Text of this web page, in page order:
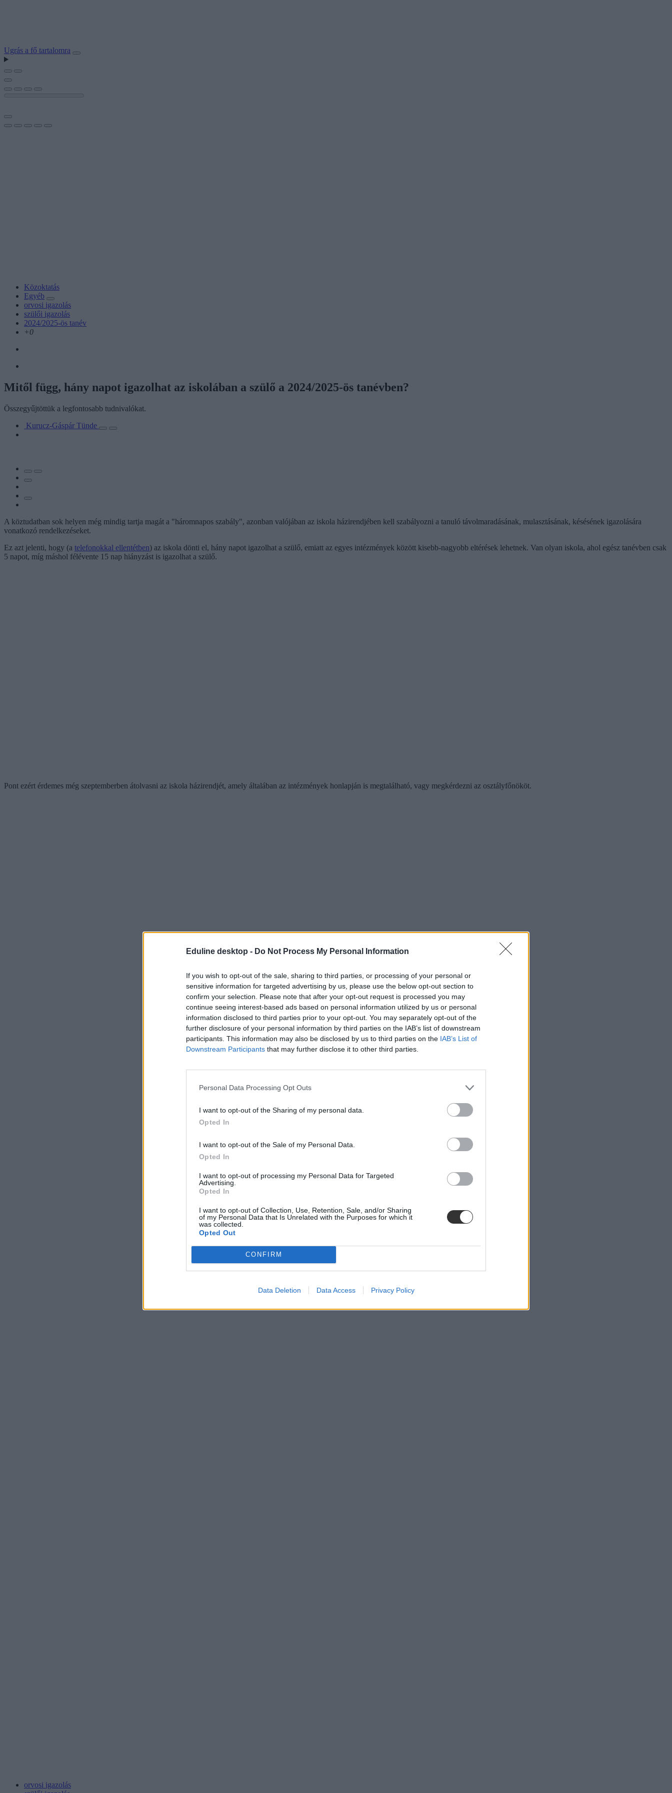
Eduline desktop - Do Not Process My Personal Information
If you wish to opt-out of the sale, sharing to third parties, or processing of your personal or
sensitive information for targeted advertising by us, please use the below opt-out section to
confirm your selection. Please note that after your opt-out request is processed you may
continue seeing interest-based ads based on personal information utilized by us or personal
information disclosed to third parties prior to your opt-out. You may separately opt-out of the
further disclosure of your personal information by third parties on the IAB’s list of downstream
participants. This information may also be disclosed by us to third parties on the IAB’s List of
Downstream Participants that may further disclose it to other third parties.
Personal Data Processing Opt Outs
I want to opt-out of the Sharing of my personal data.
Opted In
I want to opt-out of the Sale of my Personal Data.
Opted In
I want to opt-out of processing my Personal Data for Targeted
Advertising.
Opted In
I want to opt-out of Collection, Use, Retention, Sale, and/or Sharing
of my Personal Data that Is Unrelated with the Purposes for which it
was collected.
Opted Out
CONFIRM
Data Deletion Data Access Privacy Policy
Ugrás a fő tartalomra
Közoktatás
Egyéb
orvosi igazolás
szülői igazolás
2024/2025-ös tanév
+0
Mitől függ, hány napot igazolhat az iskolában a szülő a 2024/2025-ös tanévben?
Összegyűjtöttük a legfontosabb tudnivalókat.
Kurucz-Gáspár Tünde
A köztudatban sok helyen még mindig tartja magát a "háromnapos szabály", azonban valójában az iskola házirendjében kell szabályozni a tanuló távolmaradásának, mulasztásának, késésének igazolására
vonatkozó rendelkezéseket.
Ez azt jelenti, hogy (a telefonokkal ellentétben) az iskola dönti el, hány napot igazolhat a szülő, emiatt az egyes intézmények között kisebb-nagyobb eltérések lehetnek. Van olyan iskola, ahol egész tanévben csak
5 napot, míg máshol félévente 15 nap hiányzást is igazolhat a szülő.
Pont ezért érdemes még szeptemberben átolvasni az iskola házirendjét, amely általában az intézmények honlapján is megtalálható, vagy megkérdezni az osztályfőnököt.
orvosi igazolás